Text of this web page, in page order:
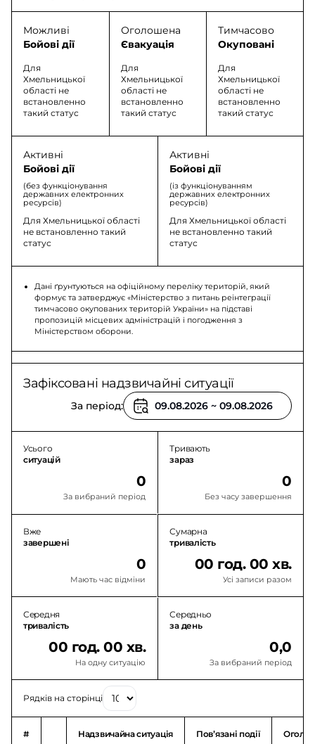
Можливі
Бойові дії
Для
Хмельницької
області не
встановленно
такий статус
Оголошена
Євакуація
Для
Хмельницької
області не
встановленно
такий статус
Тимчасово
Окуповані
Для
Хмельницької
області не
встановленно
такий статус
Активні
Бойові дії
(без функціонування
державних електронних
ресурсів)
Для Хмельницької області
не встановленно такий
статус
Активні
Бойові дії
(із функціонуванням
державних електронних
ресурсів)
Для Хмельницької області
не встановленно такий
статус
Дані ґрунтуються на офіційному переліку територій, який
формує та затверджує «Міністерство з питань реінтеграції
тимчасово окупованих територій України» на підставі
пропозицій місцевих адміністрацій і погодження з
Міністерством оборони.
Зафіксовані надзвичайні ситуації
За період:
Усього
ситуацій
0
За вибраний період
Тривають
зараз
0
Без часу завершення
Вже
завершені
0
Мають час відміни
Сумарна
тривалість
00 год. 00 хв.
Усі записи разом
Середня
тривалість
00 год. 00 хв.
На одну ситуацію
Середньо
за день
0,0
За вибраний період
Рядків на сторінці
# Надзвичайна ситуація Повʼязані події